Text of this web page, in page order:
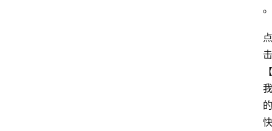
。
点
击
【
我
的
快